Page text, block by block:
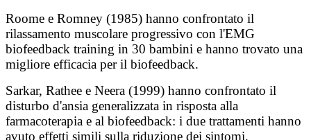
Roome e Romney (1985) hanno confrontato il
rilassamento muscolare progressivo con l'EMG
biofeedback training in 30 bambini e hanno trovato una
migliore efficacia per il biofeedback.
Sarkar, Rathee e Neera (1999) hanno confrontato il
disturbo d'ansia generalizzata in risposta alla
farmacoterapia e al biofeedback: i due trattamenti hanno
avuto effetti simili sulla riduzione dei sintomi.